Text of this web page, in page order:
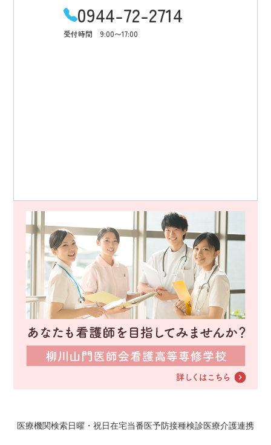
0944-72-2714
受付時間 9:00〜17:00
医療機関検索日曜・祝日在宅当番医予防接種検診医療介護連携